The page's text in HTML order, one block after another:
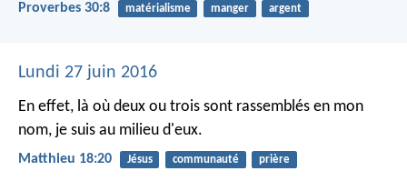
Proverbes 30:8 matérialisme manger argent
Lundi 27 juin 2016
En effet, là où deux ou trois sont rassemblés en mon
nom, je suis au milieu d'eux.
Matthieu 18:20 Jésus communauté prière